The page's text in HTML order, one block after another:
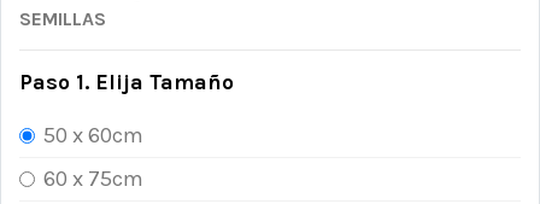
SEMILLAS
Paso 1. Elija Tamaño
50 x 60cm
60 x 75cm